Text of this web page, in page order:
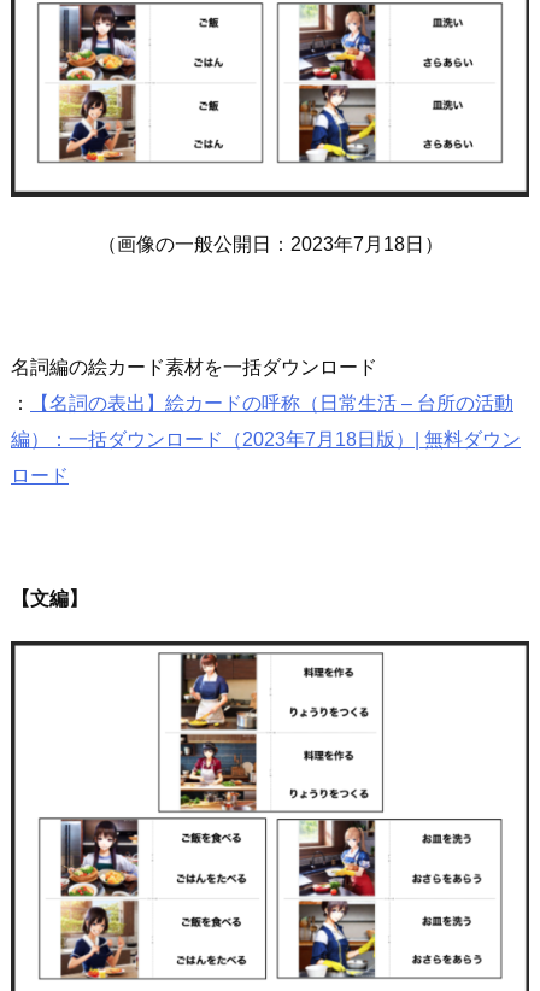
（画像の一般公開日：2023年7月18日）
名詞編の絵カード素材を一括ダウンロード
：
【名詞の表出】絵カードの呼称（日常生活 – 台所の活動
編）：一括ダウンロード（2023年7月18日版）| 無料ダウン
ロード
【文編】